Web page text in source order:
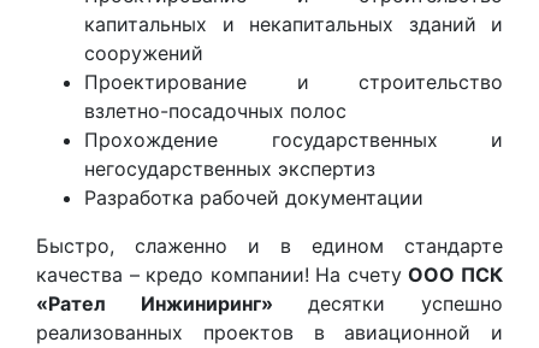
капитальных и некапитальных зданий и
сооружений
Проектирование и строительство
взлетно-посадочных полос
Прохождение государственных и
негосударственных экспертиз
Разработка рабочей документации
Быстро, слаженно и в едином стандарте
качества – кредо компании! На счетуООО ПСК
«Рател Инжиниринг» десятки успешно
реализованных проектов в авиационной и